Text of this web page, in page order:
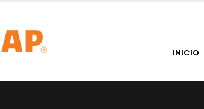
INICIO